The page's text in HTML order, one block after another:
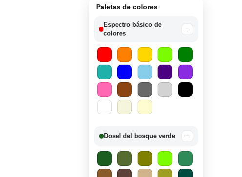
Paletas de colores
Espectro básico de
colores
−
Dosel del bosque verde −